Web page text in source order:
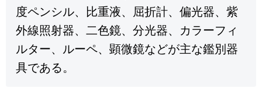
度ペンシル、比重液、屈折計、偏光器、紫
外線照射器、二色鏡、分光器、カラーフィ
ルター、ルーペ、顕微鏡などが主な鑑別器
具である。